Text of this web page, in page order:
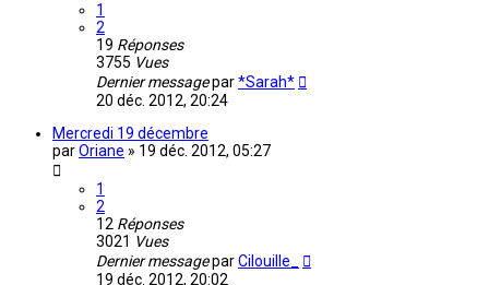
1
2
19 Réponses
3755 Vues
Dernier messagepar*Sarah*
20 déc. 2012, 20:24
Mercredi 19 décembre
parOriane » 19 déc. 2012, 05:27
1
2
12 Réponses
3021 Vues
Dernier messageparCilouille_
19 déc. 2012, 20:02